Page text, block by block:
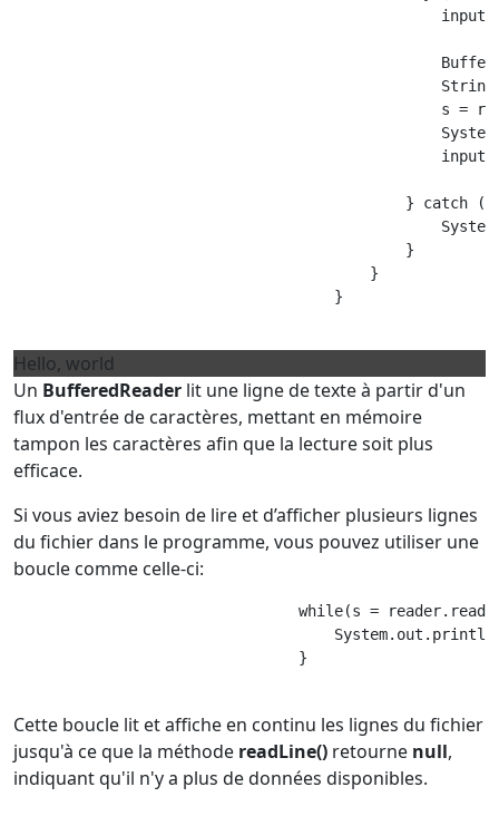
input
s =
} catch
                                            }
                                        }
                                    }
Hello, world
Un BufferedReader lit une ligne de texte à partir d'un
flux d'entrée de caractères, mettant en mémoire
tampon les caractères afin que la lecture soit plus
efficace.
Si vous aviez besoin de lire et d’afficher plusieurs lignes
du fichier dans le programme, vous pouvez utiliser une
boucle comme celle-ci:
while(s =
                                }
Cette boucle lit et affiche en continu les lignes du fichier
jusqu'à ce que la méthode readLine() retourne null,
indiquant qu'il n'y a plus de données disponibles.